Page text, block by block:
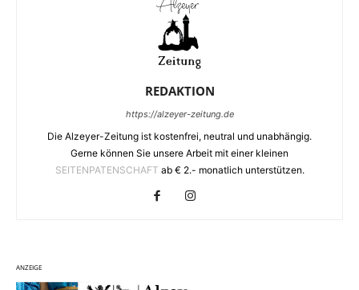
REDAKTION
https://alzeyer-zeitung.de
Die Alzeyer-Zeitung ist kostenfrei, neutral und unabhängig.
Gerne können Sie unsere Arbeit mit einer kleinen
SEITENPATENSCHAFT ab € 2.- monatlich unterstützen.
ANZEIGE